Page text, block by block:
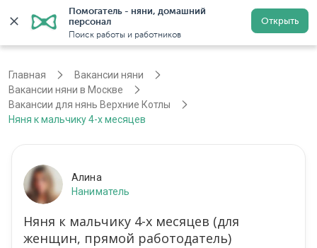
Помогатель - няни, домашний
персонал
Поиск работы и работников
Открыть
Регистрация
Главная
Вакансии няни
Вакансии няни в Москве
Вакансии для нянь Верхние Котлы
Няня к мальчику 4-х месяцев
Алина
Наниматель
Няня к мальчику 4-х месяцев (для
женщин, прямой работодатель)